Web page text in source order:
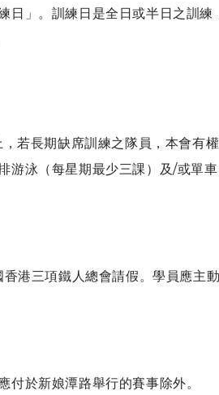
」。訓練日是全日或半日之訓
長期缺席訓練之隊員，本會有
泳（每星期最少三課）及/或單
港三項鐵人總會請假。學員應主
於新娘潭路舉行的賽事除外。